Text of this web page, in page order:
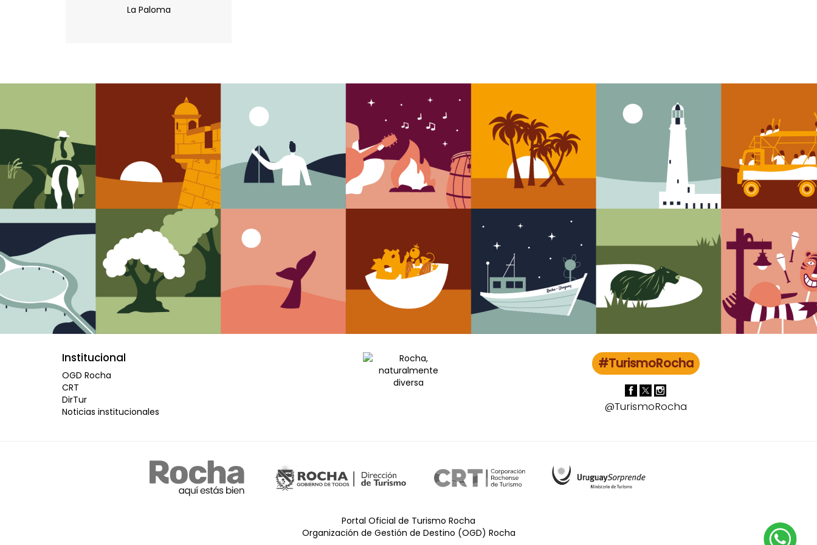
La Paloma
Institucional
OGD Rocha
CRT
DirTur
Noticias institucionales
#TurismoRocha
@TurismoRocha
Portal Oficial de Turismo Rocha
Organización de Gestión de Destino (OGD) Rocha